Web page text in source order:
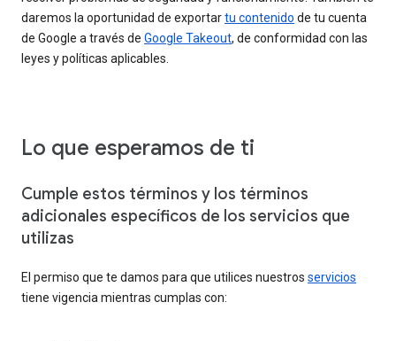
daremos la oportunidad de exportartu contenido de tu cuenta
de Google a través de Google Takeout, de conformidad con las
leyes y políticas aplicables.
Lo que esperamos de ti
Cumple estos términos y los términos
adicionales específicos de los servicios que
utilizas
El permiso que te damos para que utilices nuestros servicios
tiene vigencia mientras cumplas con: